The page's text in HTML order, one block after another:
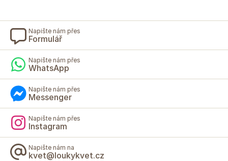
Napište nám přes
Formulář
Napište nám přes
WhatsApp
Napište nám přes
Messenger
Napište nám přes
Instagram
Napište nám na
kvet@loukykvet.cz